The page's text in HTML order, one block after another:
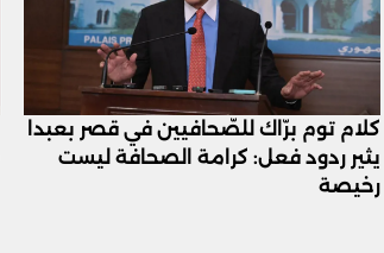
كلام توم برّاك للصّحافيين في قصر بعبدا
يثير ردود فعل: كرامة الصحافة ليست
رخيصة